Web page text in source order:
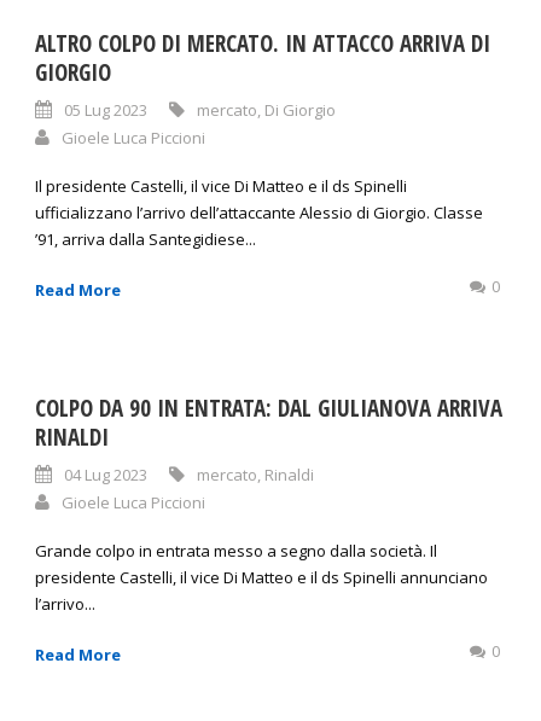
ALTRO COLPO DI MERCATO. IN ATTACCO ARRIVA DI
GIORGIO
05 Lug 2023 mercato, Di Giorgio
Gioele Luca Piccioni
Il presidente Castelli, il vice Di Matteo e il ds Spinelli
ufficializzano l’arrivo dell’attaccante Alessio di Giorgio. Classe
’91, arriva dalla Santegidiese...
Read More 0
COLPO DA 90 IN ENTRATA: DAL GIULIANOVA ARRIVA
RINALDI
04 Lug 2023 mercato, Rinaldi
Gioele Luca Piccioni
Grande colpo in entrata messo a segno dalla società. Il
presidente Castelli, il vice Di Matteo e il ds Spinelli annunciano
l’arrivo...
Read More 0